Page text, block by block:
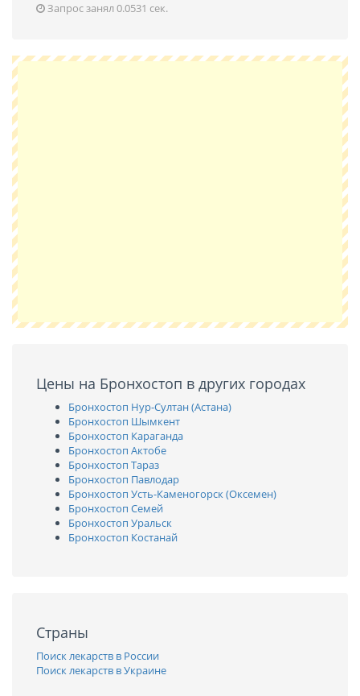
Запрос занял 0.0531 сек.
Цены на Бронхостоп в других городах
Бронхостоп Нур-Султан (Астана)
Бронхостоп Шымкент
Бронхостоп Караганда
Бронхостоп Актобе
Бронхостоп Тараз
Бронхостоп Павлодар
Бронхостоп Усть-Каменогорск (Оксемен)
Бронхостоп Семей
Бронхостоп Уральск
Бронхостоп Костанай
Страны
Поиск лекарств в России
Поиск лекарств в Украине